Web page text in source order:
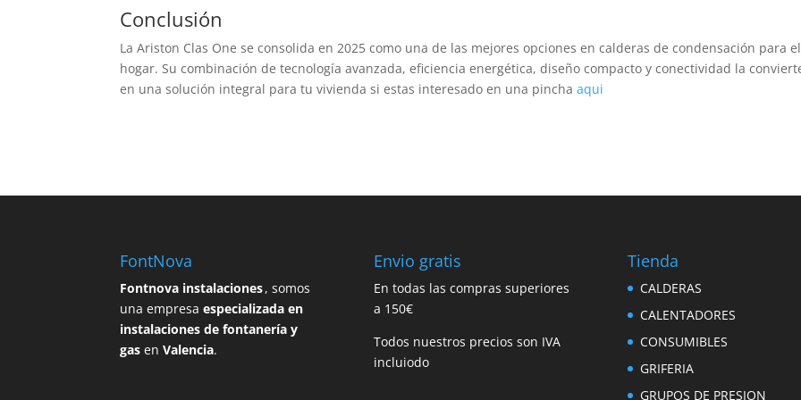
Conclusión
La Ariston Clas One se consolida en 2025 como una de las mejores opciones en calderas de condensación para el
hogar. Su combinación de tecnología avanzada, eficiencia energética, diseño compacto y conectividad la
en una solución integral para tu vivienda si estas interesado en una pinchaaqui
FontNova
Fontnova instalaciones, somos
una empresaespecializada en
instalaciones de fontanería y
gas enValencia.
Envio gratis
En todas las compras superiores
a 150€
Todos nuestros precios son IVA
incluiodo
Tienda
CALDERAS
CALENTADORES
CONSUMIBLES
GRIFERIA
GRUPOS DE PRESION